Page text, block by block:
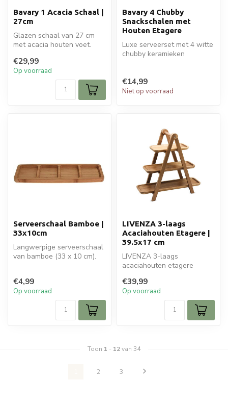
Bavary 1 Acacia Schaal |
27cm
Glazen schaal van 27 cm
met acacia houten voet.
serveers...
€29,99
Op voorraad
Bavary 4 Chubby
Snackschalen met
Houten Etagere
Luxe serveerset met 4 witte
chubby keramieken
€14,99
Niet op voorraad
Serveerschaal Bamboe |
33x10cm
Langwerpige serveerschaal
van bamboe (33 x 10 cm).
€4,99
Op voorraad
LIVENZA 3-laags
Acaciahouten Etagere |
39.5x17 cm
LIVENZA 3-laags
acaciahouten etagere
houten presentatie v...
€39,99
Op voorraad
Toon 1 - 12van 34
2 3